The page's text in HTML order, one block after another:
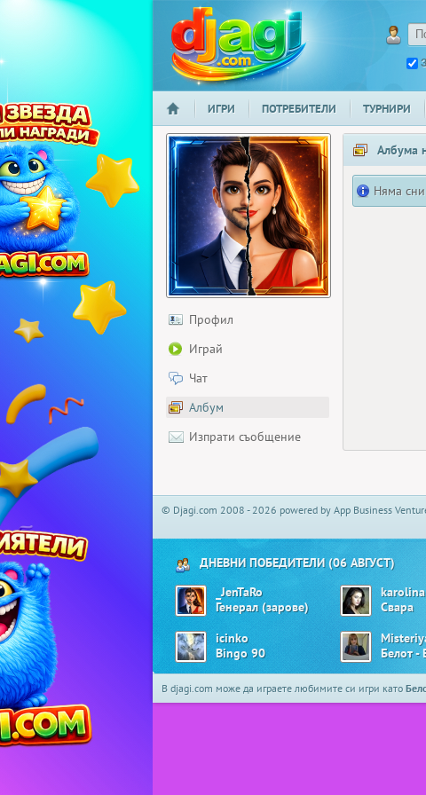
djagi.com
НАЧАЛО
ИГРИ ПОТРЕБИТЕЛИ ТУРНИРИ
Профил
Играй
Чат
Албум
Изпрати съобщение
Албума
Няма
© Djagi.com 2008 - 2026 powered by App Business
ДНЕВНИ ПОБЕДИТЕЛИ (06 АВГУСТ)
_JenTaRo
Генерал (зарове)
Свара
icinko
Bingo 90
В djagi.com може да играете любимите си игри като